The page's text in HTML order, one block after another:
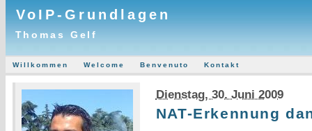
VoIP-Grundlagen
Thomas Gelf
Willkommen Welcome Benvenuto Kontakt
Dienstag, 30. Juni 2009
NAT-Erkennung